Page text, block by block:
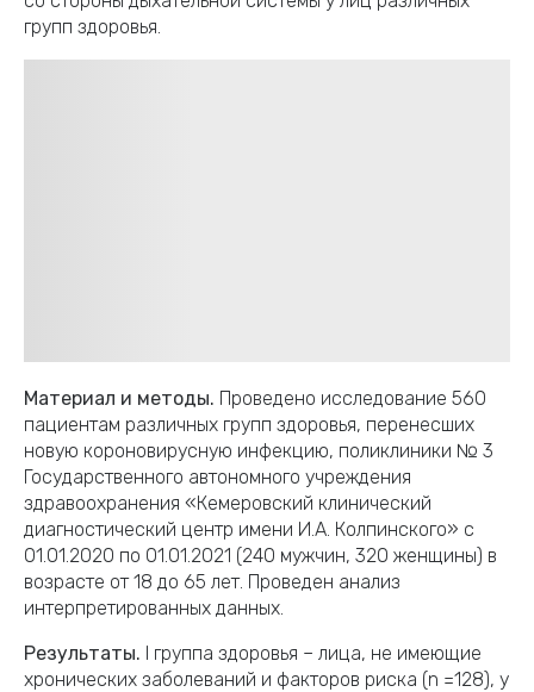
групп здоровья.
Материал и методы. Проведено исследование 560
пациентам различных групп здоровья, перенесших
новую короновирусную инфекцию, поликлиники № 3
Государственного автономного учреждения
здравоохранения «Кемеровский клинический
диагностический центр имени И.А. Колпинского» с
01.01.2020 по 01.01.2021 (240 мужчин, 320 женщины) в
возрасте от 18 до 65 лет. Проведен анализ
интерпретированных данных.
Результаты. I группа здоровья – лица, не имеющие
хронических заболеваний и факторов риска (n =128), у